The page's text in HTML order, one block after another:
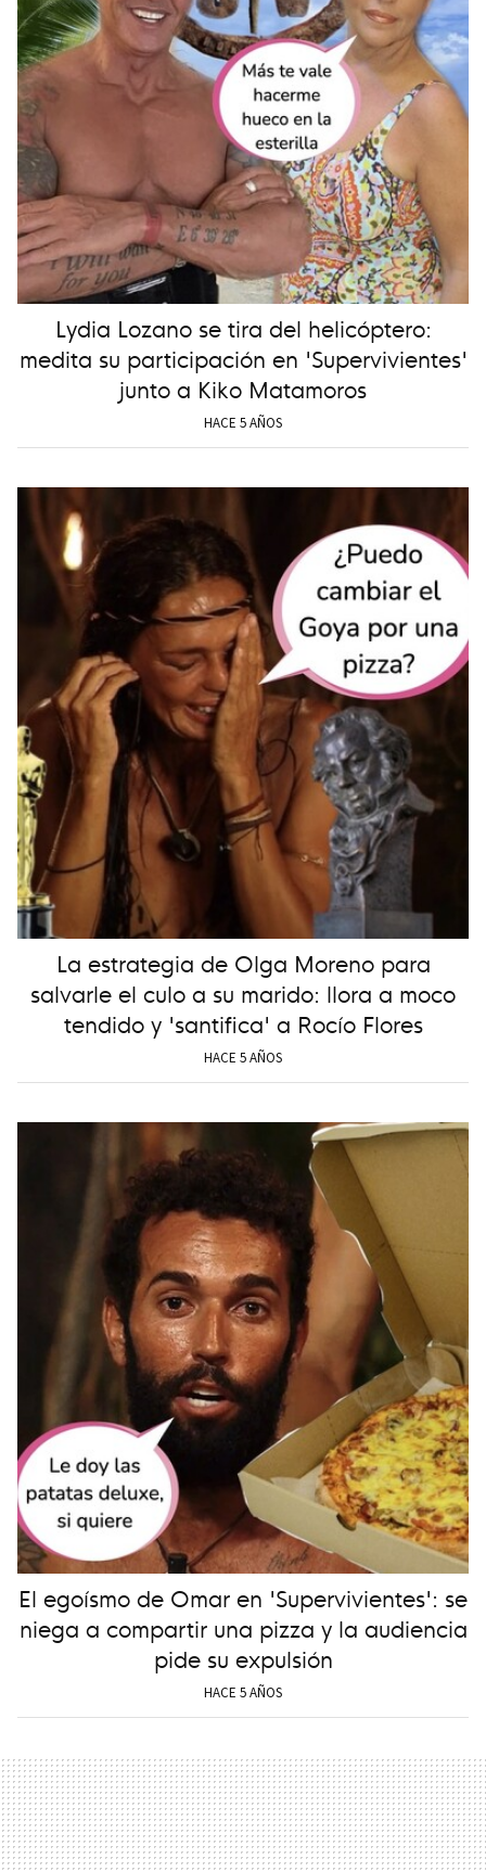
Lydia Lozano se tira del helicóptero:
medita su participación en 'Supervivientes'
junto a Kiko Matamoros
HACE 5 AÑOS
La estrategia de Olga Moreno para
salvarle el culo a su marido: llora a moco
tendido y 'santifica' a Rocío Flores
HACE 5 AÑOS
El egoísmo de Omar en 'Supervivientes': se
niega a compartir una pizza y la audiencia
pide su expulsión
HACE 5 AÑOS